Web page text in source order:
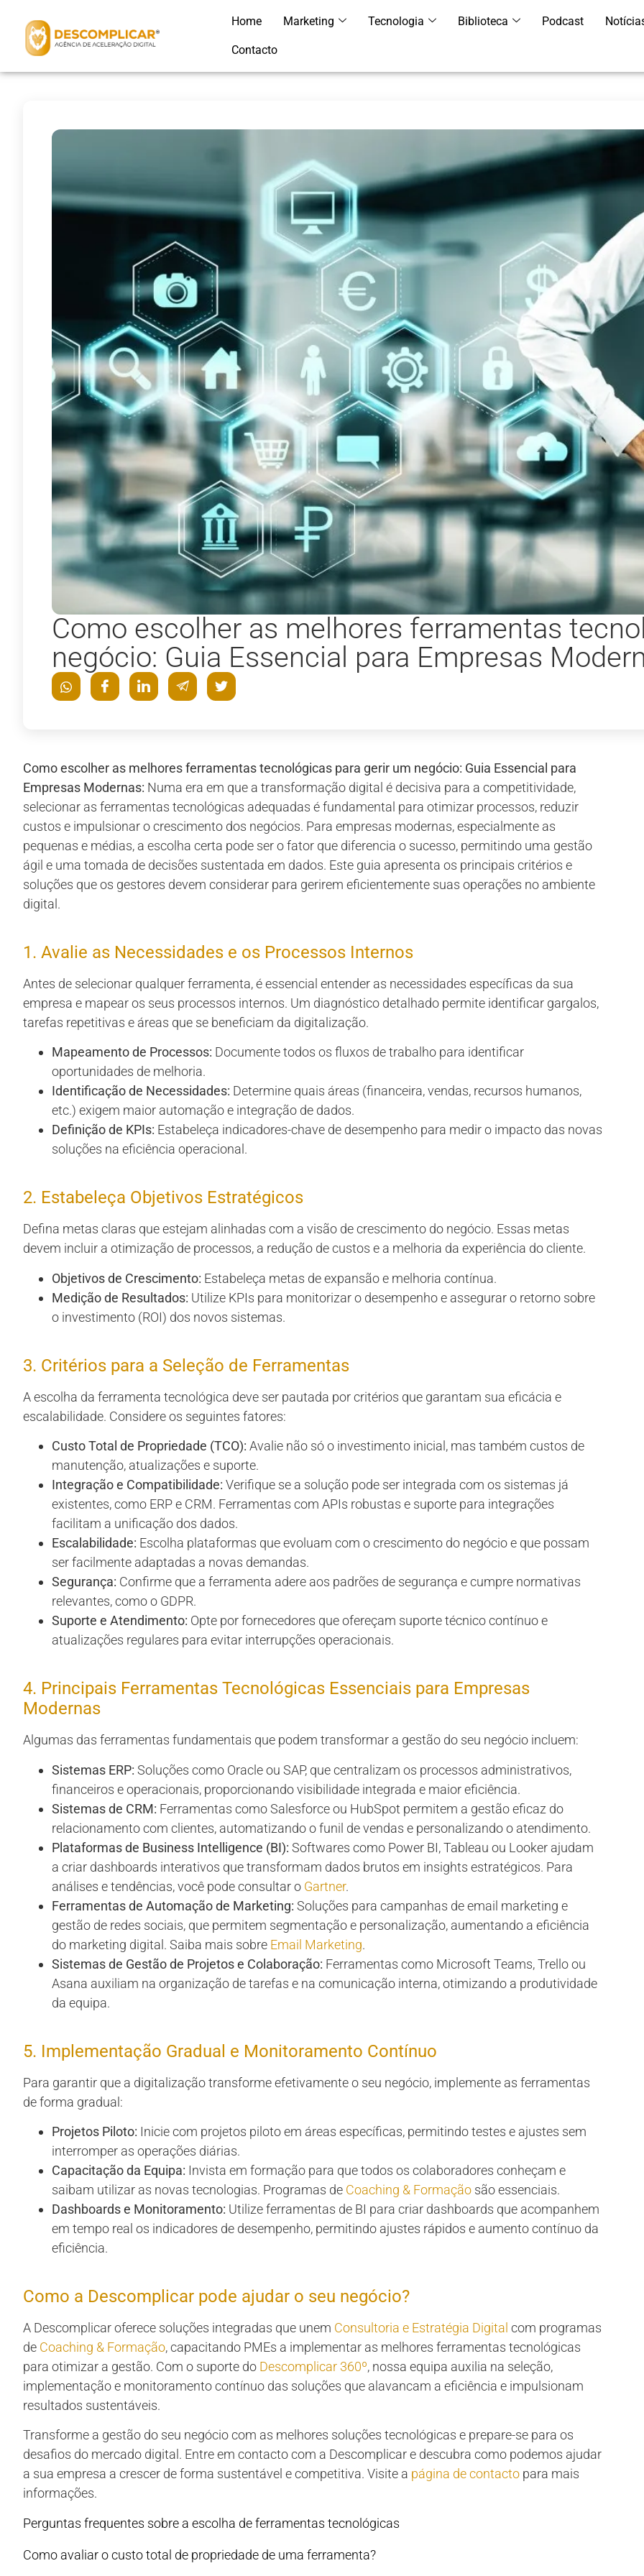
Home Marketing Tecnologia Biblioteca Podcast
Contacto
Como escolher as melhores ferramentas
negócio: Guia Essencial para Empresas
Como escolher as melhores ferramentas tecnológicas para gerir um negócio: Guia Essencial para
Empresas Modernas: Numa era em que a transformação digital é decisiva para a competitividade,
selecionar as ferramentas tecnológicas adequadas é fundamental para otimizar processos, reduzir
custos e impulsionar o crescimento dos negócios. Para empresas modernas, especialmente as
pequenas e médias, a escolha certa pode ser o fator que diferencia o sucesso, permitindo uma gestão
ágil e uma tomada de decisões sustentada em dados. Este guia apresenta os principais critérios e
soluções que os gestores devem considerar para gerirem eficientemente suas operações no ambiente
digital.
1. Avalie as Necessidades e os Processos Internos
Antes de selecionar qualquer ferramenta, é essencial entender as necessidades específicas da sua
empresa e mapear os seus processos internos. Um diagnóstico detalhado permite identificar gargalos,
tarefas repetitivas e áreas que se beneficiam da digitalização.
Mapeamento de Processos: Documente todos os fluxos de trabalho para identificar
oportunidades de melhoria.
Identificação de Necessidades: Determine quais áreas (financeira, vendas, recursos humanos,
etc.) exigem maior automação e integração de dados.
Definição de KPIs: Estabeleça indicadores-chave de desempenho para medir o impacto das novas
soluções na eficiência operacional.
2. Estabeleça Objetivos Estratégicos
Defina metas claras que estejam alinhadas com a visão de crescimento do negócio. Essas metas
devem incluir a otimização de processos, a redução de custos e a melhoria da experiência do cliente.
Objetivos de Crescimento: Estabeleça metas de expansão e melhoria contínua.
Medição de Resultados: Utilize KPIs para monitorizar o desempenho e assegurar o retorno sobre
o investimento (ROI) dos novos sistemas.
3. Critérios para a Seleção de Ferramentas
A escolha da ferramenta tecnológica deve ser pautada por critérios que garantam sua eficácia e
escalabilidade. Considere os seguintes fatores:
Custo Total de Propriedade (TCO): Avalie não só o investimento inicial, mas também custos de
manutenção, atualizações e suporte.
Integração e Compatibilidade: Verifique se a solução pode ser integrada com os sistemas já
existentes, como ERP e CRM. Ferramentas com APIs robustas e suporte para integrações
facilitam a unificação dos dados.
Escalabilidade: Escolha plataformas que evoluam com o crescimento do negócio e que possam
ser facilmente adaptadas a novas demandas.
Segurança: Confirme que a ferramenta adere aos padrões de segurança e cumpre normativas
relevantes, como o GDPR.
Suporte e Atendimento: Opte por fornecedores que ofereçam suporte técnico contínuo e
atualizações regulares para evitar interrupções operacionais.
4. Principais Ferramentas Tecnológicas Essenciais para Empresas
Modernas
Algumas das ferramentas fundamentais que podem transformar a gestão do seu negócio incluem:
Sistemas ERP: Soluções como Oracle ou SAP, que centralizam os processos administrativos,
financeiros e operacionais, proporcionando visibilidade integrada e maior eficiência.
Sistemas de CRM: Ferramentas como Salesforce ou HubSpot permitem a gestão eficaz do
relacionamento com clientes, automatizando o funil de vendas e personalizando o atendimento.
Plataformas de Business Intelligence (BI): Softwares como Power BI, Tableau ou Looker ajudam
a criar dashboards interativos que transformam dados brutos em insights estratégicos. Para
análises e tendências, você pode consultar o Gartner.
Ferramentas de Automação de Marketing: Soluções para campanhas de email marketing e
gestão de redes sociais, que permitem segmentação e personalização, aumentando a eficiência
do marketing digital. Saiba mais sobre Email Marketing.
Sistemas de Gestão de Projetos e Colaboração: Ferramentas como Microsoft Teams, Trello ou
Asana auxiliam na organização de tarefas e na comunicação interna, otimizando a produtividade
da equipa.
5. Implementação Gradual e Monitoramento Contínuo
Para garantir que a digitalização transforme efetivamente o seu negócio, implemente as ferramentas
de forma gradual:
Projetos Piloto: Inicie com projetos piloto em áreas específicas, permitindo testes e ajustes sem
interromper as operações diárias.
Capacitação da Equipa: Invista em formação para que todos os colaboradores conheçam e
saibam utilizar as novas tecnologias. Programas de Coaching & Formação são essenciais.
Dashboards e Monitoramento: Utilize ferramentas de BI para criar dashboards que acompanhem
em tempo real os indicadores de desempenho, permitindo ajustes rápidos e aumento contínuo da
eficiência.
Como a Descomplicar pode ajudar o seu negócio?
A Descomplicar oferece soluções integradas que unem Consultoria e Estratégia Digital com programas
de Coaching & Formação, capacitando PMEs a implementar as melhores ferramentas tecnológicas
para otimizar a gestão. Com o suporte do Descomplicar 360º, nossa equipa auxilia na seleção,
implementação e monitoramento contínuo das soluções que alavancam a eficiência e impulsionam
resultados sustentáveis.
Transforme a gestão do seu negócio com as melhores soluções tecnológicas e prepare-se para os
desafios do mercado digital. Entre em contacto com a Descomplicar e descubra como podemos ajudar
a sua empresa a crescer de forma sustentável e competitiva. Visite a página de contacto para mais
informações.
Perguntas frequentes sobre a escolha de ferramentas tecnológicas
Como avaliar o custo total de propriedade de uma ferramenta?